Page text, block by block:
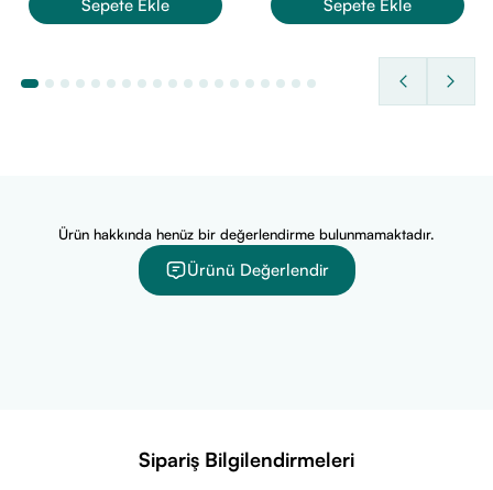
Sepete Ekle Sepete Ekle
Ürün hakkında henüz bir değerlendirme bulunmamaktadır.
Ürünü Değerlendir
Sipariş Bilgilendirmeleri